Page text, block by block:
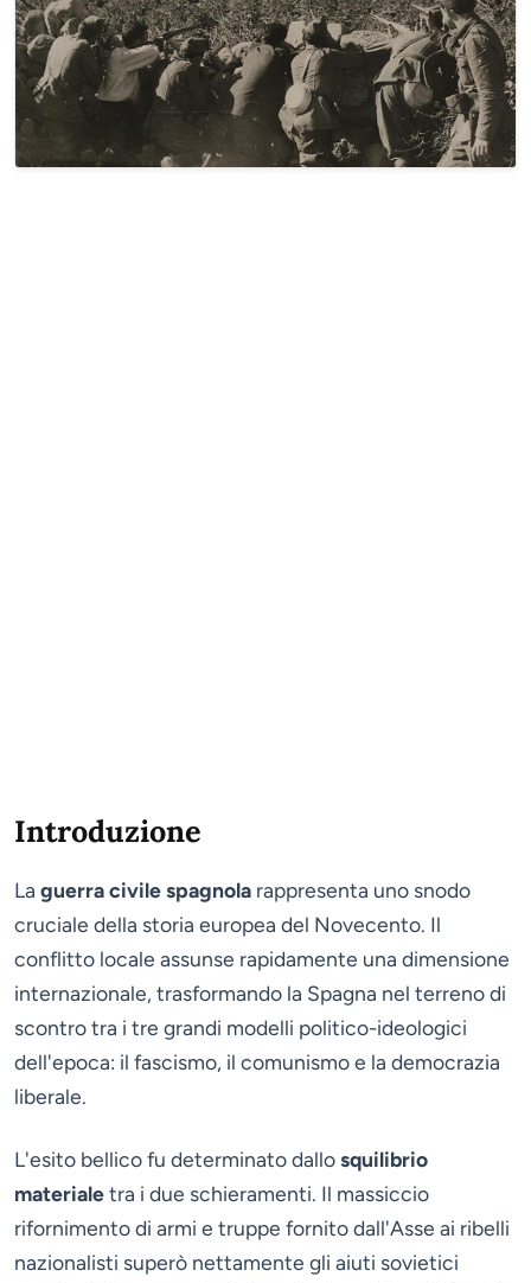
Introduzione
La guerra civile spagnola rappresenta uno snodo
cruciale della storia europea del Novecento. Il
conflitto locale assunse rapidamente una dimensione
internazionale, trasformando la Spagna nel terreno di
scontro tra i tre grandi modelli politico-ideologici
dell'epoca: il fascismo, il comunismo e la democrazia
liberale.
L'esito bellico fu determinato dallosquilibrio
materialetra i due schieramenti. Il massiccio
rifornimento di armi e truppe fornito dall'Asse ai ribelli
nazionalisti superò nettamente gli aiuti sovietici